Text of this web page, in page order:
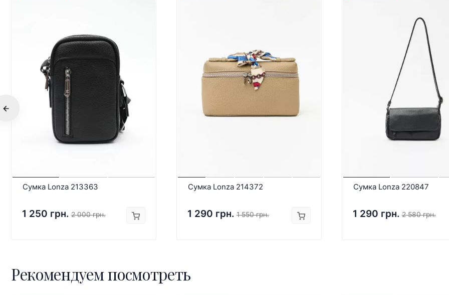
Сумка Lonza 213363
1 250 грн. 2 000 грн.
Сумка Lonza 214372
1 290 грн. 1 550 грн.
Сумка Lonza 220847
1 290 грн. 2 580 грн.
Рекомендуем посмотреть